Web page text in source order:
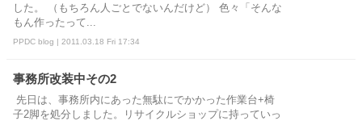
した。 （もちろん人ごとでないんだけど） 色々「そんな
もん作ったって...
PPDC blog | 2011.03.18 Fri 17:34
事務所改装中その2
先日は、事務所内にあった無駄にでかかった作業台+椅
子2脚を処分しました。リサイクルショップに持っていっ